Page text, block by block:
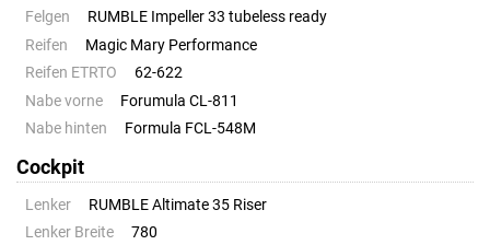
Felgen
RUMBLE Impeller 33 tubeless ready
Reifen
Magic Mary Performance
Reifen ETRTO
62-622
Nabe vorne
Forumula CL-811
Nabe hinten
Formula FCL-548M
Cockpit
Lenker
RUMBLE Altimate 35 Riser
Lenker Breite
780